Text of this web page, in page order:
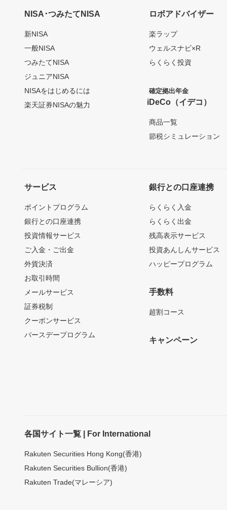
NISA･つみたてNISA
新NISA
一般NISA
つみたてNISA
ジュニアNISA
NISAをはじめるには
楽天証券NISAの魅力
ロボアドバイザー
楽ラップ
ウェルスナビ×R
らくらく投資
確定拠出年金
iDeCo（イデコ）
商品一覧
節税シミュレーション
サービス
ポイントプログラム
銀行との口座連携
投資情報サービス
ご入金・ご出金
外貨決済
お取引時間
メールサービス
証券税制
クーポンサービス
バースデープログラム
銀行との口座連携
らくらく入金
らくらく出金
残高表示サービス
投資あんしんサービス
ハッピープログラム
手数料
超割コース
キャンペーン
各国サイト一覧 | For International
Rakuten Securities Hong Kong(香港)
Rakuten Securities Bullion(香港)
Rakuten Trade(マレーシア)